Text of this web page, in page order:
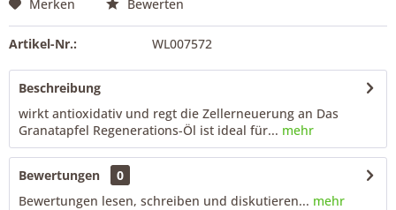
Merken Bewerten
Artikel-Nr.: WL007572
Beschreibung
wirkt antioxidativ und regt die Zellerneuerung an Das
Granatapfel Regenerations-Öl ist ideal für... mehr
Bewertungen
0
Bewertungen lesen, schreiben und diskutieren... mehr